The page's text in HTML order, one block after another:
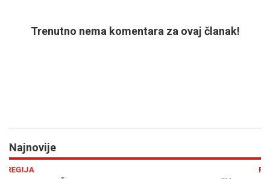
Trenutno nema komentara za ovaj članak!
Najnovije